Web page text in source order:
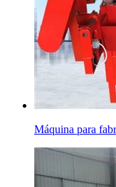
Máquina para